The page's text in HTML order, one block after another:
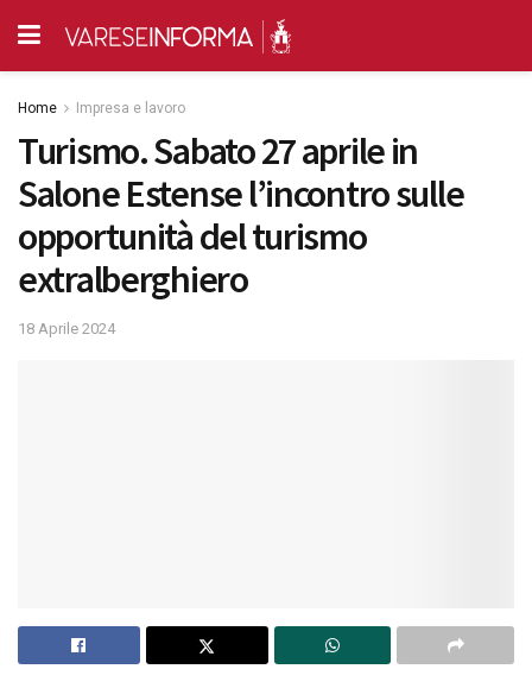
Home Impresa e lavoro
Turismo. Sabato 27 aprile in
Salone Estense l’incontro sulle
opportunità del turismo
extralberghiero
18 Aprile 2024